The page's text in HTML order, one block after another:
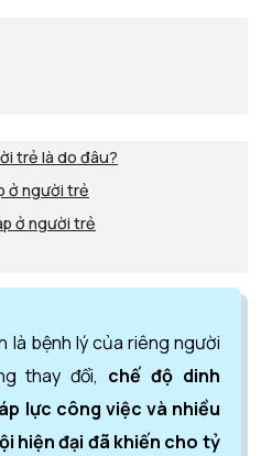
trẻ là do đâu?
ở người trẻ
ở người trẻ
là bệnh lý của riêng người
thay đổi, chế độ dinh
lực công việc và nhiều
hiện đại đã khiến cho tỷ